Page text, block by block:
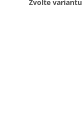
Zvolte variantu